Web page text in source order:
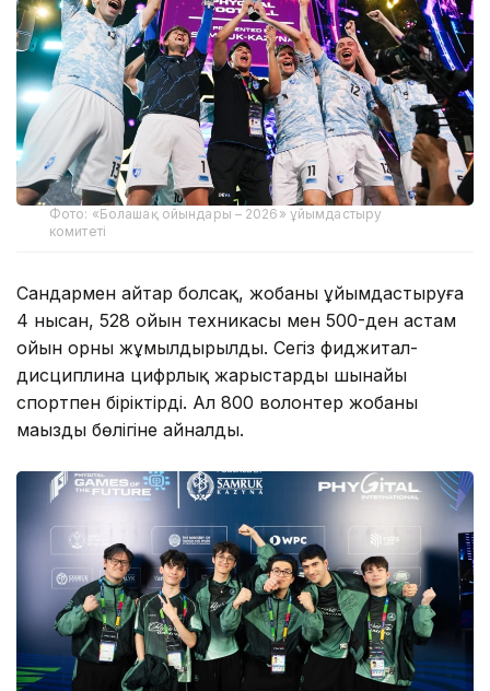
Фото: «Болашақ ойындары – 2026» ұйымдастыру
комитеті
Сандармен айтар болсақ, жобаны ұйымдастыруға
4 нысан, 528 ойын техникасы мен 500-ден астам
ойын орны жұмылдырылды. Сегіз фиджитал-
дисциплина цифрлық жарыстарды шынайы
спортпен біріктірді. Ал 800 волонтер жобаның
маңызды бөлігіне айналды.